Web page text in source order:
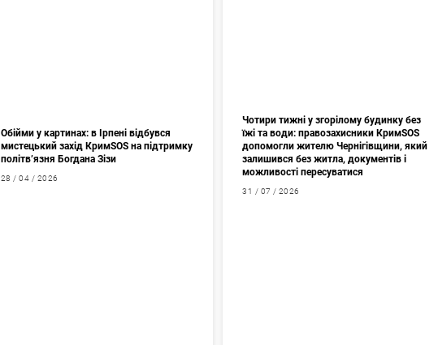
Обійми у картинах: в Ірпені відбувся
мистецький захід КримSOS на підтримку
політв’язня Богдана Зізи
28 / 04 / 2026
Чотири тижні у згорілому будинку без
їжі та води: правозахисники КримSOS
допомогли жителю Чернігівщини, який
залишився без житла, документів і
можливості пересуватися
31 / 07 / 2026